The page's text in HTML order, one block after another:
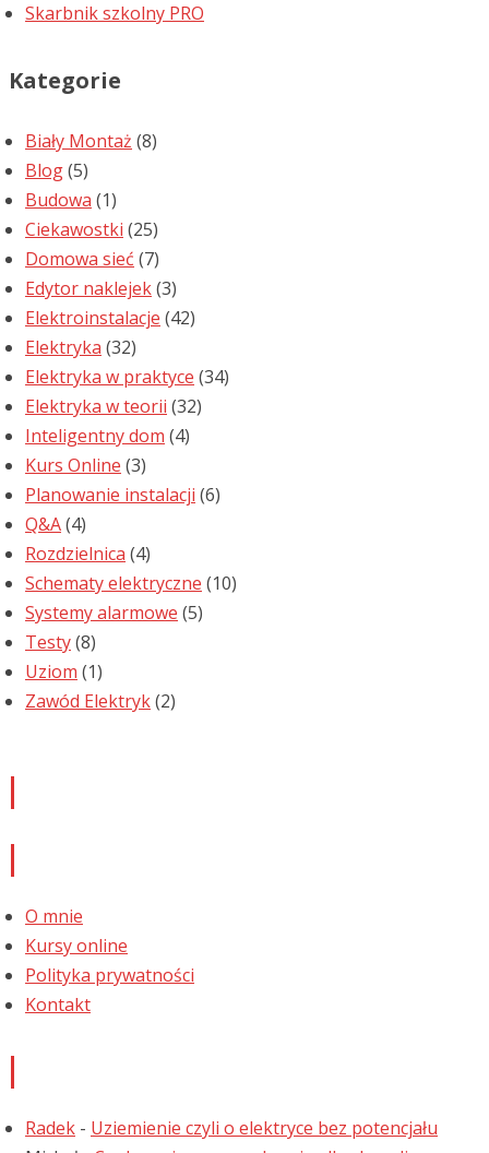
Skarbnik szkolny PRO
Kategorie
Biały Montaż (8)
Blog(5)
Budowa (1)
Ciekawostki (25)
Domowa sieć (7)
Edytor naklejek(3)
Elektroinstalacje (42)
Elektryka (32)
Elektryka w praktyce (34)
Elektryka w teorii (32)
Inteligentny dom (4)
Kurs Online (3)
Planowanie instalacji (6)
Q&A(4)
Rozdzielnica (4)
Schematy elektryczne (10)
Systemy alarmowe (5)
Testy(8)
Uziom (1)
Zawód Elektryk(2)
O mnie
Kursy online
Polityka prywatności
Kontakt
Radek - Uziemienie czyli o elektryce bez potencjału